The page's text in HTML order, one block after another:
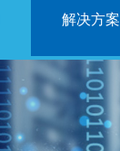
解决方案